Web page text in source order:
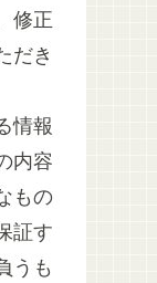
修正
だき
情報
内容
もの
証す
うも